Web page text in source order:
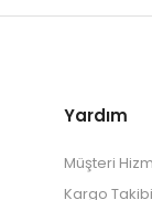
Yardım
Müşteri
Kargo Takibi